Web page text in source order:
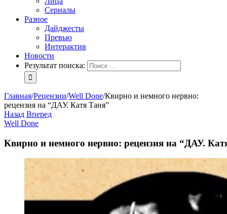
Сериалы
Разное
Дайджесты
Превью
Интерактив
Новости
Результат поиска:
Главная/Рецензии/Well Done/Квирно и немного нервно:
рецензия на “ДАУ. Катя Таня”
Назад Вперед
Well Done
Квирно и немного нервно: рецензия на “ДАУ.